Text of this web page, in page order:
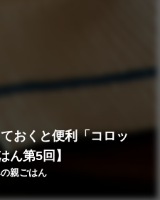
おくと便利「コロッ
ん第5回】
親ごはん